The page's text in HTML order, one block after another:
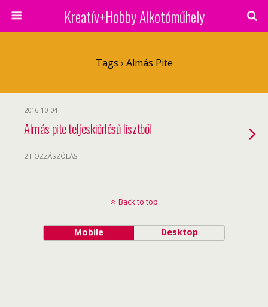
Kreatív+Hobby Alkotóműhely
Tags › Almás Pite
2016-10-04
Almás pite teljeskiőrlésű lisztből
2 HOZZÁSZÓLÁS
Back to top
Mobile Desktop